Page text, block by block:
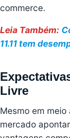
commerce.
Leia Também:
11.11 tem
Livre
Mesmo em
mercado